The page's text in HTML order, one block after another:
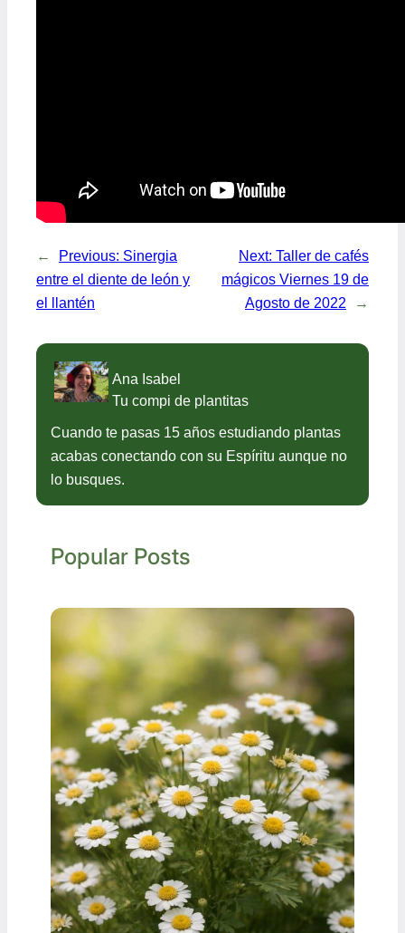
← Previous: Sinergia
entre el diente de león y
el llantén
Next: Taller de cafés
mágicos Viernes 19 de
Agosto de 2022
→
Ana Isabel
Tu compi de plantitas
Cuando te pasas 15 años estudiando plantas
acabas conectando con su Espíritu aunque no
lo busques.
Popular Posts